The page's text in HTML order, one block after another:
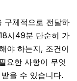
구체적으로 전달하
시49분 단순히 가
야 하는지, 조건이
요한 사항이 무엇
을 수 있습니다.